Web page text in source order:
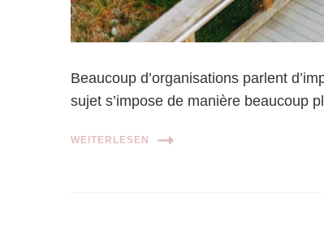
Beaucoup d’organisations parlent
sujet s’impose de manière beaucoup
WEITERLESEN